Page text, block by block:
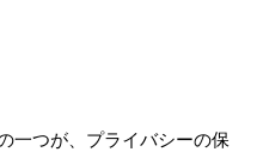
一つが、プライバシーの保